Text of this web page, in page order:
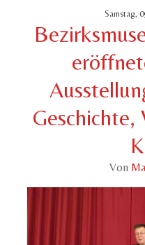
Samstag,
Geschichte,
Von